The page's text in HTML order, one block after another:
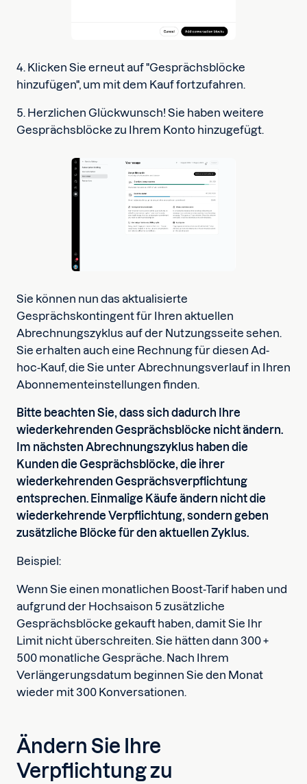
4. Klicken Sie erneut auf "Gesprächsblöcke
hinzufügen", um mit dem Kauf fortzufahren.
5. Herzlichen Glückwunsch! Sie haben weitere
Gesprächsblöcke zu Ihrem Konto hinzugefügt.
Sie können nun das aktualisierte
Gesprächskontingent für Ihren aktuellen
Abrechnungszyklus auf der Nutzungsseite sehen.
Sie erhalten auch eine Rechnung für diesen Ad-
hoc-Kauf, die Sie unter Abrechnungsverlauf in Ihren
Abonnementeinstellungen finden.
Bitte beachten Sie, dass sich dadurch Ihre
wiederkehrenden Gesprächsblöcke nicht ändern.
Im nächsten Abrechnungszyklus haben die
Kunden die Gesprächsblöcke, die ihrer
wiederkehrenden Gesprächsverpflichtung
entsprechen. Einmalige Käufe ändern nicht die
wiederkehrende Verpflichtung, sondern geben
zusätzliche Blöcke für den aktuellen Zyklus.
Beispiel:
Wenn Sie einen monatlichen Boost-Tarif haben und
aufgrund der Hochsaison 5 zusätzliche
Gesprächsblöcke gekauft haben, damit Sie Ihr
Limit nicht überschreiten. Sie hätten dann 300 +
500 monatliche Gespräche. Nach Ihrem
Verlängerungsdatum beginnen Sie den Monat
wieder mit 300 Konversationen.
Ändern Sie Ihre
Verpflichtung zu